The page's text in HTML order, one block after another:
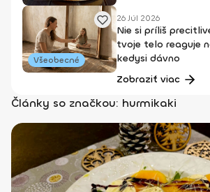
Všeobecné
26 Júl 2026
Nie si príliš
tvoje telo reaguje
kedysi dávno
Zobraziť viac
Články so značkou: hurmikaki